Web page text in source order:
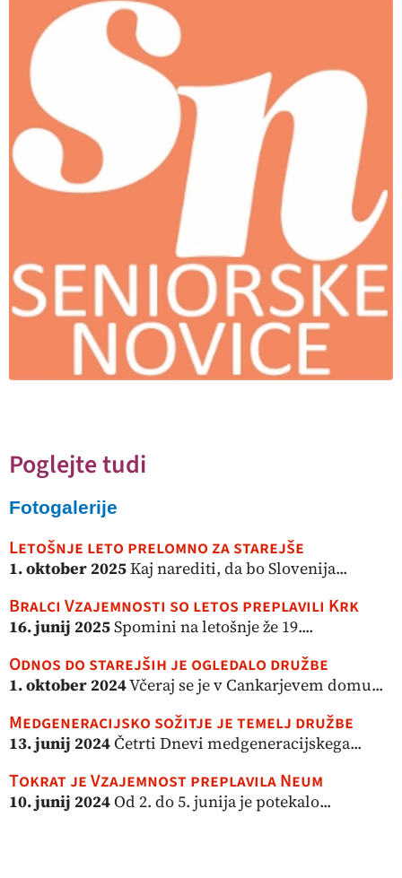
Poglejte tudi
Fotogalerije
Letošnje leto prelomno za starejše
1. oktober 2025Kaj narediti, da bo Slovenija...
Bralci Vzajemnosti so letos preplavili Krk
16. junij 2025Spomini na letošnje že 19....
Odnos do starejših je ogledalo družbe
1. oktober 2024Včeraj se je v Cankarjevem domu...
Medgeneracijsko sožitje je temelj družbe
13. junij 2024Četrti Dnevi medgeneracijskega...
Tokrat je Vzajemnost preplavila Neum
10. junij 2024Od 2. do 5. junija je potekalo...